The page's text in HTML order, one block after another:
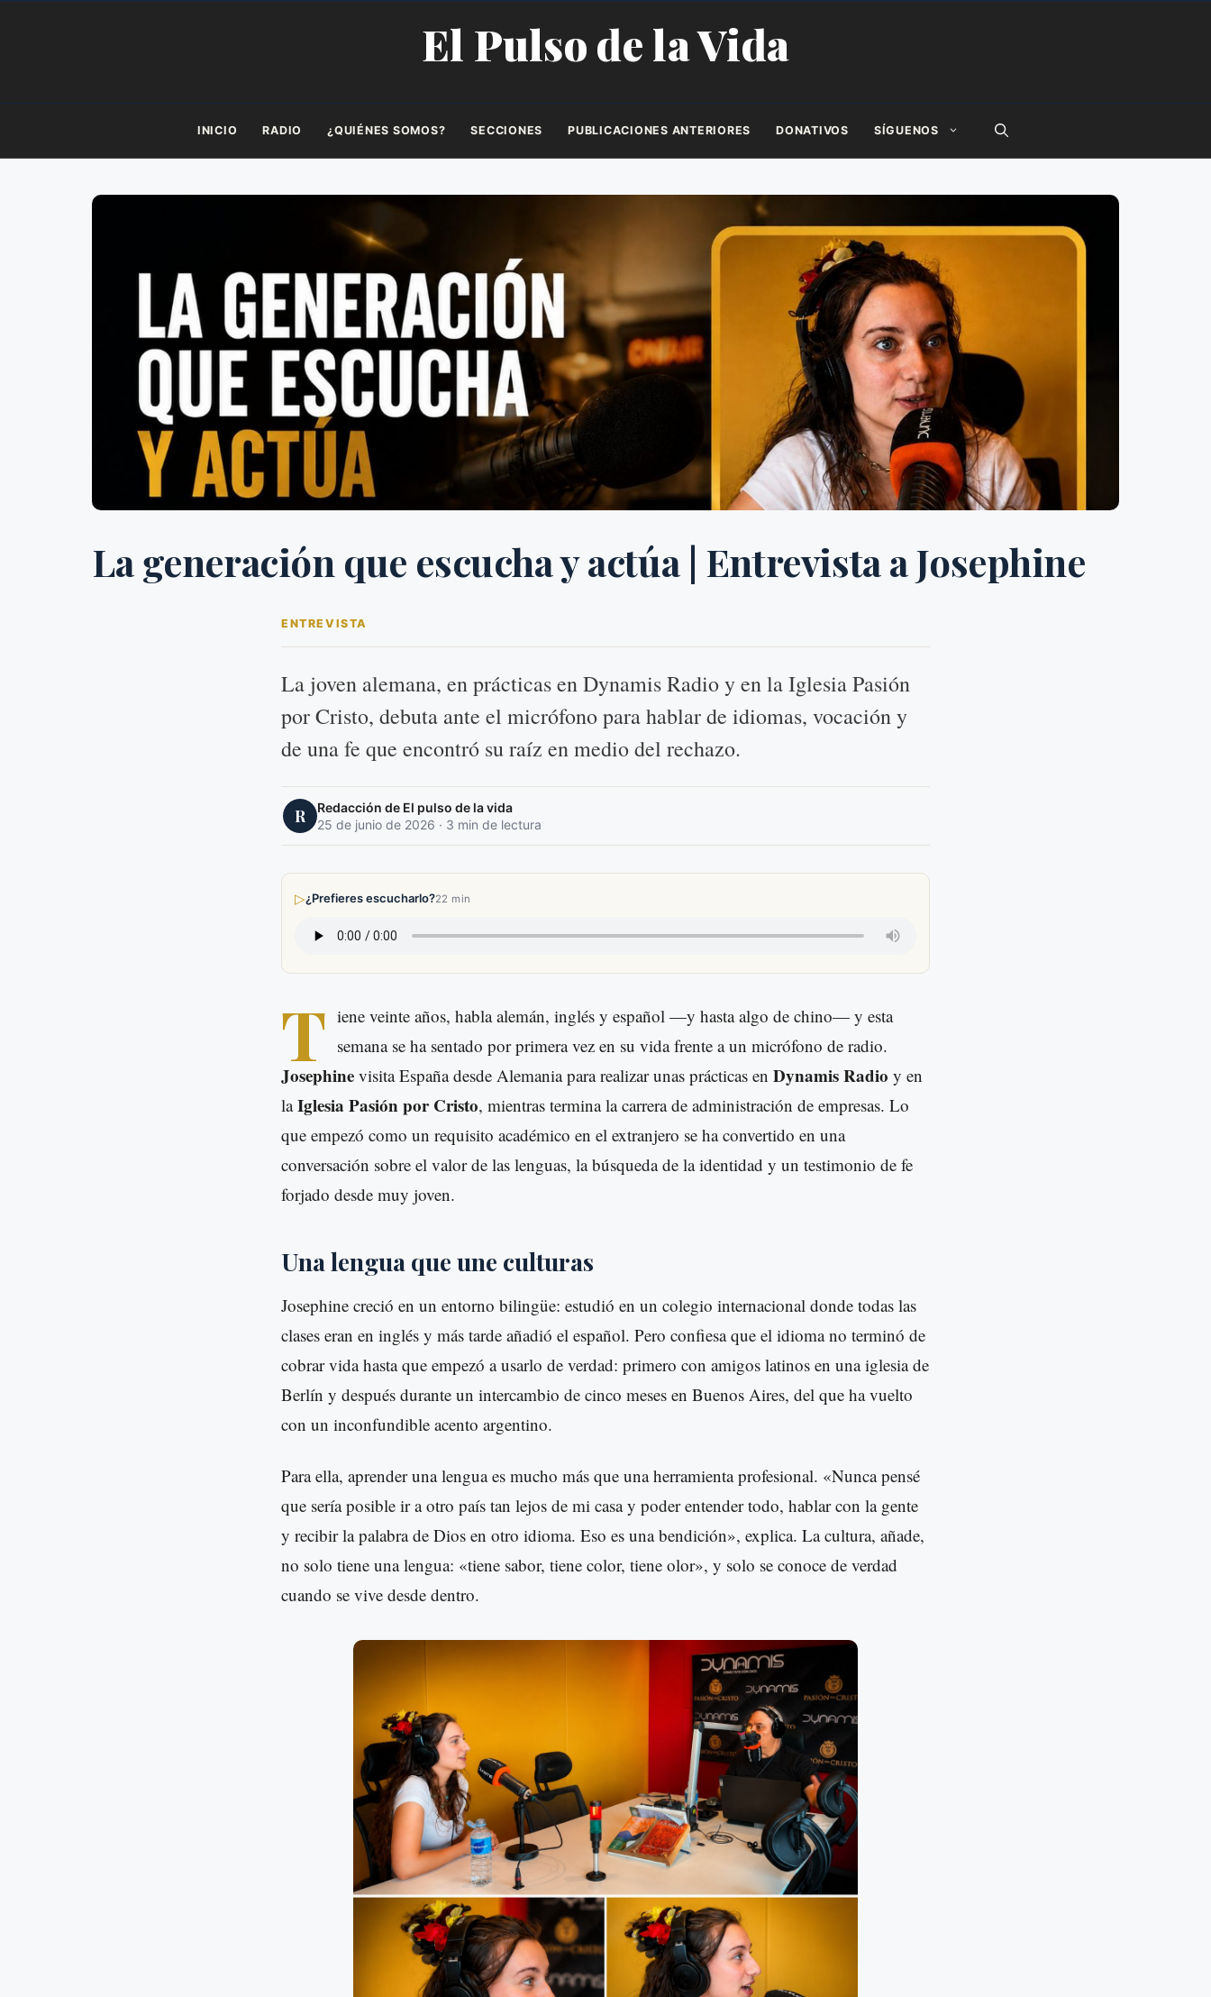
El Pulso de la Vida
INICIO RADIO ¿QUIÉNES SOMOS? SECCIONES PUBLICACIONES ANTERIORES DONATIVOS SÍGUENOS
La generación que escucha y actúa | Entrevista a Josephine
ENTREVISTA
La joven alemana, en prácticas en Dynamis Radio y en la Iglesia Pasión
por Cristo, debuta ante el micrófono para hablar de idiomas, vocación y
de una fe que encontró su raíz en medio del rechazo.
R
Redacción de El pulso de la vida
25 de junio de 2026 · 3 min de lectura
▷¿Prefieres escucharlo?22 min
T iene veinte años, habla alemán, inglés y español —y hasta algo de chino— y esta
semana se ha sentado por primera vez en su vida frente a un micrófono de radio.
Josephine visita España desde Alemania para realizar unas prácticas en Dynamis Radio y en
laIglesia Pasión por Cristo, mientras termina la carrera de administración de empresas. Lo
que empezó como un requisito académico en el extranjero se ha convertido en una
conversación sobre el valor de las lenguas, la búsqueda de la identidad y un testimonio de fe
forjado desde muy joven.
Una lengua que une culturas
Josephine creció en un entorno bilingüe: estudió en un colegio internacional donde todas las
clases eran en inglés y más tarde añadió el español. Pero confiesa que el idioma no terminó de
cobrar vida hasta que empezó a usarlo de verdad: primero con amigos latinos en una iglesia de
Berlín y después durante un intercambio de cinco meses en Buenos Aires, del que ha vuelto
con un inconfundible acento argentino.
Para ella, aprender una lengua es mucho más que una herramienta profesional. «Nunca pensé
que sería posible ir a otro país tan lejos de mi casa y poder entender todo, hablar con la gente
y recibir la palabra de Dios en otro idioma. Eso es una bendición», explica. La cultura, añade,
no solo tiene una lengua: «tiene sabor, tiene color, tiene olor», y solo se conoce de verdad
cuando se vive desde dentro.